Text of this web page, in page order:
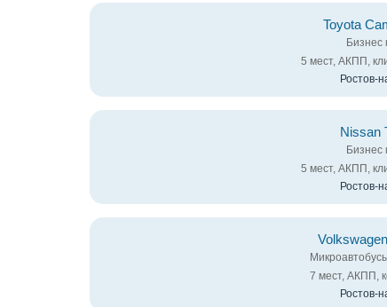
Toyota
Бизнес
5 мест, АКПП,
Ростов-
Nissan
Бизнес
5 мест, АКПП,
Ростов-
7 мест, АКПП,
Ростов-